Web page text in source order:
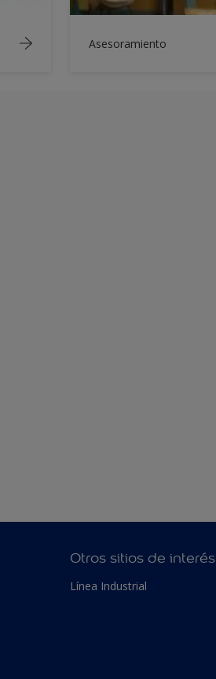
Asesoramiento
Otros sitios de interés
Línea Industrial